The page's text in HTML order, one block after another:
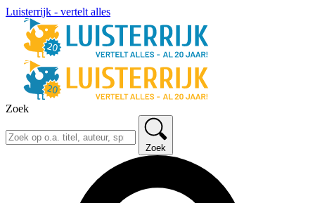
Luisterrijk - vertelt alles
Zoek
Zoek